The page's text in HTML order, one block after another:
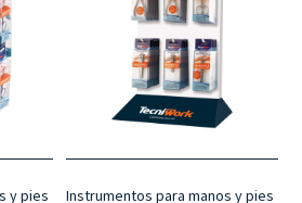
: instrumentos fabricados con
para garantizar comodidad,
Amplia variedad: numerosos
el instrumento más adecuado para
de manicura y pedicura.Para el
pensada para quienes desean mantener
y pies
Instrumentos para manos y pies